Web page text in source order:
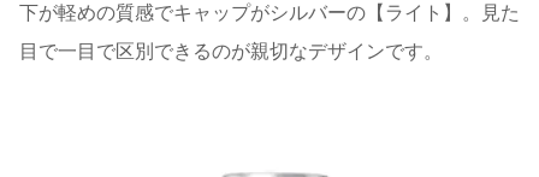
下が軽めの質感でキャップがシルバーの【ライト】。見た
目で一目で区別できるのが親切なデザインです。